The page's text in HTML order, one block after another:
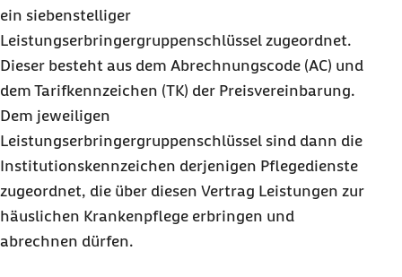
ein siebenstelliger
Leistungserbringergruppenschlüssel zugeordnet.
Dieser besteht aus dem Abrechnungscode (AC) und
dem Tarifkennzeichen (TK) der Preisvereinbarung.
Dem jeweiligen
Leistungserbringergruppenschlüssel sind dann die
Institutionskennzeichen derjenigen Pflegedienste
zugeordnet, die über diesen Vertrag Leistungen zur
häuslichen Krankenpflege erbringen und
abrechnen dürfen.